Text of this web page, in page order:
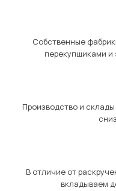
Собственные
перекупщиками и
Производство и
В отличие от
вкладываем